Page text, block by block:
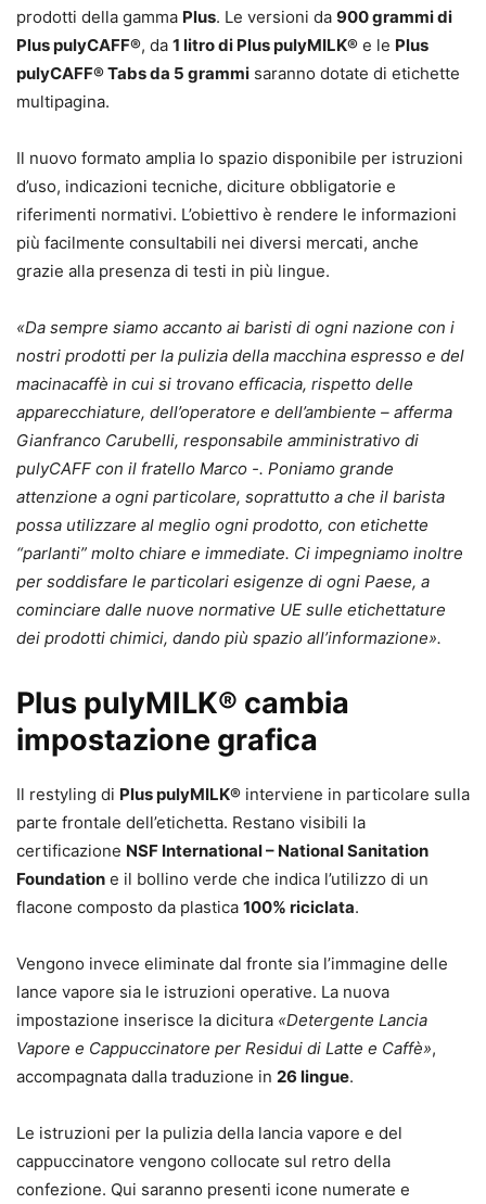
prodotti della gamma Plus. Le versioni da 900 grammi di
Plus pulyCAFF®, da 1 litro di Plus pulyMILK® e le Plus
pulyCAFF® Tabs da 5 grammi saranno dotate di etichette
multipagina.
Il nuovo formato amplia lo spazio disponibile per istruzioni
d’uso, indicazioni tecniche, diciture obbligatorie e
riferimenti normativi. L’obiettivo è rendere le informazioni
più facilmente consultabili nei diversi mercati, anche
grazie alla presenza di testi in più lingue.
«Da sempre siamo accanto ai baristi di ogni nazione con i
nostri prodotti per la pulizia della macchina espresso e del
macinacaffè in cui si trovano efficacia, rispetto delle
apparecchiature, dell’operatore e dell’ambiente – afferma
Gianfranco Carubelli, responsabile amministrativo di
pulyCAFF con il fratello Marco -. Poniamo grande
attenzione a ogni particolare, soprattutto a che il barista
possa utilizzare al meglio ogni prodotto, con etichette
“parlanti” molto chiare e immediate. Ci impegniamo inoltre
per soddisfare le particolari esigenze di ogni Paese, a
cominciare dalle nuove normative UE sulle etichettature
dei prodotti chimici, dando più spazio all’informazione».
Plus pulyMILK® cambia
impostazione grafica
Il restyling di Plus pulyMILK® interviene in particolare sulla
parte frontale dell’etichetta. Restano visibili la
certificazione NSF International – National Sanitation
Foundation e il bollino verde che indica l’utilizzo di un
flacone composto da plastica 100% riciclata.
Vengono invece eliminate dal fronte sia l’immagine delle
lance vapore sia le istruzioni operative. La nuova
impostazione inserisce la dicitura «Detergente Lancia
Vapore e Cappuccinatore per Residui di Latte e Caffè»,
accompagnata dalla traduzione in 26 lingue.
Le istruzioni per la pulizia della lancia vapore e del
cappuccinatore vengono collocate sul retro della
confezione. Qui saranno presenti icone numerate e